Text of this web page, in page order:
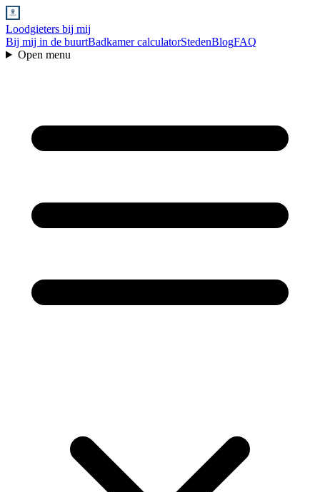
Loodgieters bij mij
Bij mij in de buurtBadkamer calculatorStedenBlogFAQ
Open menu